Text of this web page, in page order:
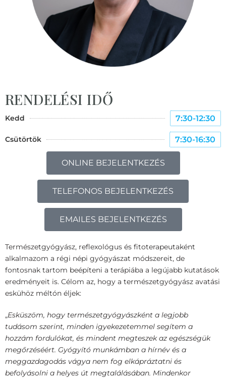
Természetgyógyász, reflexológus és fitoterapeutaként
alkalmazom a régi népi gyógyászat módszereit, de
fontosnak tartom beépíteni a terápiába a legújabb kutatások
eredményeit is. Célom az, hogy a természetgyógyász avatási
eskühöz méltón éljek:
„Esküszöm, hogy természetgyógyászként a legjobb
tudásom szerint, minden igyekezetemmel segítem a
hozzám fordulókat, és mindent megteszek az egészségük
megőrzéséért. Gyógyító munkámban a hírnév és a
meggazdagodás vágya nem fog elkápráztatni és
befolyásolni a helyes út megtalálásában. Mindenkor
RENDELÉSI IDŐ
Kedd 7:30-12:30
Csütörtök 7:30-16:30
ONLINE BEJELENTKEZÉS
TELEFONOS BEJELENTKEZÉS
EMAILES BEJELENTKEZÉS